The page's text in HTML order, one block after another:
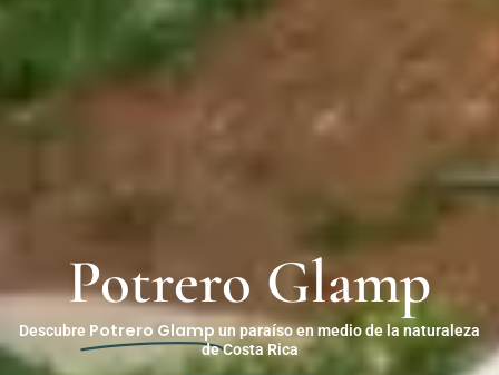
Potrero Glamp
Descubre Potrero Glamp un paraíso en medio de la naturaleza
de Costa Rica